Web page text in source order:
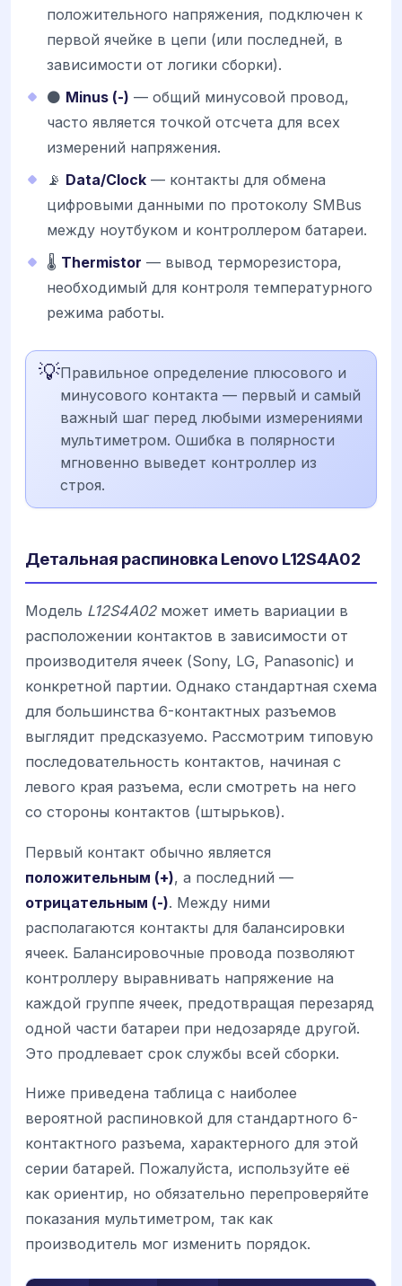
положительного напряжения, подключен к
первой ячейке в цепи (или последней, в
зависимости от логики сборки).
⚫ Minus (-) — общий минусовой провод,
часто является точкой отсчета для всех
измерений напряжения.
📡 Data/Clock — контакты для обмена
цифровыми данными по протоколу SMBus
между ноутбуком и контроллером батареи.
🌡️ Thermistor — вывод терморезистора,
необходимый для контроля температурного
режима работы.
💡Правильное определение плюсового и
минусового контакта — первый и самый
важный шаг перед любыми измерениями
мультиметром. Ошибка в полярности
мгновенно выведет контроллер из
строя.
Детальная распиновка Lenovo L12S4A02
Модель L12S4A02может иметь вариации в
расположении контактов в зависимости от
производителя ячеек (Sony, LG, Panasonic) и
конкретной партии. Однако стандартная схема
для большинства 6-контактных разъемов
выглядит предсказуемо. Рассмотрим типовую
последовательность контактов, начиная с
левого края разъема, если смотреть на него
со стороны контактов (штырьков).
Первый контакт обычно является
положительным (+), а последний —
отрицательным (-). Между ними
располагаются контакты для балансировки
ячеек. Балансировочные провода позволяют
контроллеру выравнивать напряжение на
каждой группе ячеек, предотвращая перезаряд
одной части батареи при недозаряде другой.
Это продлевает срок службы всей сборки.
Ниже приведена таблица с наиболее
вероятной распиновкой для стандартного 6-
контактного разъема, характерного для этой
серии батарей. Пожалуйста, используйте её
как ориентир, но обязательно перепроверяйте
показания мультиметром, так как
производитель мог изменить порядок.